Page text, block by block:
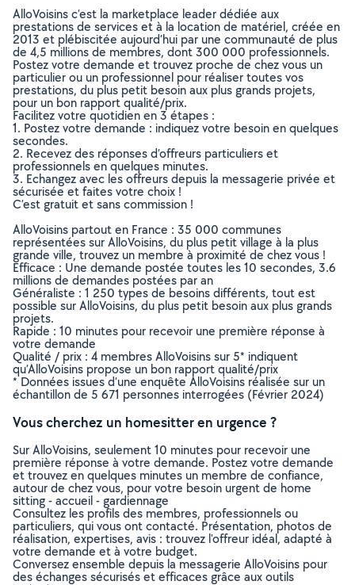
AlloVoisins c’est la marketplace leader dédiée aux
prestations de services et à la location de matériel, créée en
2013 et plébiscitée aujourd’hui par une communauté de plus
de 4,5 millions de membres, dont 300 000 professionnels.
Postez votre demande et trouvez proche de chez vous un
particulier ou un professionnel pour réaliser toutes vos
prestations, du plus petit besoin aux plus grands projets,
pour un bon rapport qualité/prix.
Facilitez votre quotidien en 3 étapes :
1. Postez votre demande : indiquez votre besoin en quelques
secondes.
2. Recevez des réponses d’offreurs particuliers et
professionnels en quelques minutes.
3. Echangez avec les offreurs depuis la messagerie privée et
sécurisée et faites votre choix !
C’est gratuit et sans commission !
AlloVoisins partout en France : 35 000 communes
représentées sur AlloVoisins, du plus petit village à la plus
grande ville, trouvez un membre à proximité de chez vous !
Efficace : Une demande postée toutes les 10 secondes, 3.6
millions de demandes postées par an
Généraliste : 1 250 types de besoins différents, tout est
possible sur AlloVoisins, du plus petit besoin aux plus grands
projets.
Rapide : 10 minutes pour recevoir une première réponse à
votre demande
Qualité / prix : 4 membres AlloVoisins sur 5* indiquent
qu’AlloVoisins propose un bon rapport qualité/prix
* Données issues d’une enquête AlloVoisins réalisée sur un
échantillon de 5 671 personnes interrogées (Février 2024)
Vous cherchez un homesitter en urgence ?
Sur AlloVoisins, seulement 10 minutes pour recevoir une
première réponse à votre demande. Postez votre demande
et trouvez en quelques minutes un membre de confiance,
autour de chez vous, pour votre besoin urgent de home
sitting - accueil - gardiennage
Consultez les profils des membres, professionnels ou
particuliers, qui vous ont contacté. Présentation, photos de
réalisation, expertises, avis : trouvez l'offreur idéal, adapté à
votre demande et à votre budget.
Conversez ensemble depuis la messagerie AlloVoisins pour
des échanges sécurisés et efficaces grâce aux outils